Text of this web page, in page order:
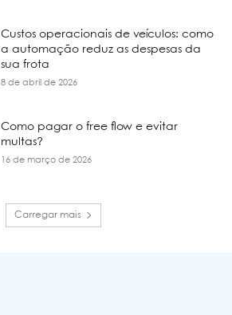
Custos operacionais de veículos: como
a automação reduz as despesas da
sua frota
8 de abril de 2026
Como pagar o free flow e evitar
multas?
16 de março de 2026
Carregar mais